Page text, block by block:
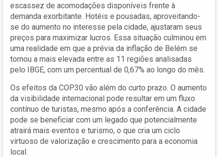
escassez de acomodações disponíveis frente à
demanda exorbitante. Hotéis e pousadas, aproveitando-
se do aumento no interesse pela cidade, ajustaram seus
preços para maximizar lucros. Essa situação culminou em
uma realidade em que a prévia da inflação de Belém se
tornou a mais elevada entre as 11 regiões analisadas
pelo IBGE, com um percentual de 0,67% ao longo do mês.
Os efeitos da COP30 vão além do curto prazo. O aumento
da visibilidade internacional pode resultar em um fluxo
contínuo de turistas, mesmo após a conferência. A cidade
pode se beneficiar com um legado que potencialmente
atrairá mais eventos e turismo, o que cria um ciclo
virtuoso de valorização e crescimento para a economia
local.